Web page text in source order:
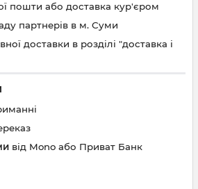
пошти або доставка кур'єром
партнерів в м. Суми
доставки в розділі "доставка і
від Mono або Приват Банк